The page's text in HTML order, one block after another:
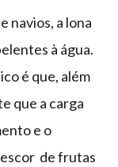
navios, a lona
à água.
é que, além
que a carga
e o
de frutas